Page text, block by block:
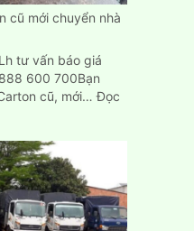
tại
cũ mới chuyển nhà
tư vấn báo giá
600 700Bạn
cũ, mới…Đọc